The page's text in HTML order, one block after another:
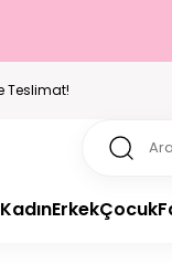
Teslimat!
KadınErkekÇocuk